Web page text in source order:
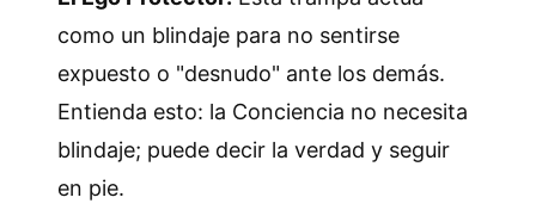
como un blindaje para no sentirse
expuesto o "desnudo" ante los demás.
Entienda esto: la Conciencia no necesita
blindaje; puede decir la verdad y seguir
en pie.